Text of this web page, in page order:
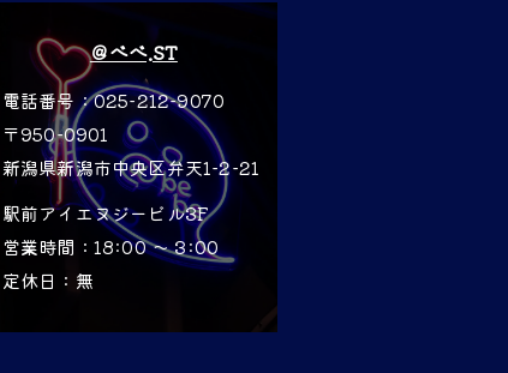
＠べべ.ST
電話番号：025-212-9070
〒950-0901
新潟県新潟市中央区弁天1-2-21
駅前アイエヌジービル3F
営業時間：18:00 〜 3:00
定休日：無